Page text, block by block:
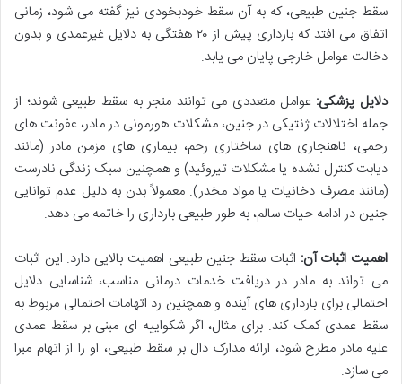
سقط جنین طبیعی، که به آن سقط خودبخودی نیز گفته می شود، زمانی
اتفاق می افتد که بارداری پیش از ۲۰ هفتگی به دلایل غیرعمدی و بدون
دخالت عوامل خارجی پایان می یابد.
دلایل پزشکی: عوامل متعددی می توانند منجر به سقط طبیعی شوند؛ از
جمله اختلالات ژنتیکی در جنین، مشکلات هورمونی در مادر، عفونت های
رحمی، ناهنجاری های ساختاری رحم، بیماری های مزمن مادر (مانند
دیابت کنترل نشده یا مشکلات تیروئید) و همچنین سبک زندگی نادرست
(مانند مصرف دخانیات یا مواد مخدر). معمولاً بدن به دلیل عدم توانایی
جنین در ادامه حیات سالم، به طور طبیعی بارداری را خاتمه می دهد.
اهمیت اثبات آن: اثبات سقط جنین طبیعی اهمیت بالایی دارد. این اثبات
می تواند به مادر در دریافت خدمات درمانی مناسب، شناسایی دلایل
احتمالی برای بارداری های آینده و همچنین رد اتهامات احتمالی مربوط به
سقط عمدی کمک کند. برای مثال، اگر شکواییه ای مبنی بر سقط عمدی
علیه مادر مطرح شود، ارائه مدارک دال بر سقط طبیعی، او را از اتهام مبرا
می سازد.